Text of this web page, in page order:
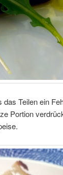
Teilen ein
Portion